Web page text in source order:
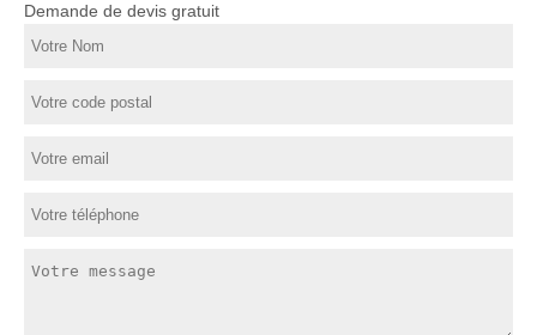
Demande de devis gratuit